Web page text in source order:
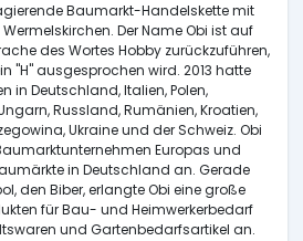
Baumarkt-Handelskette mit
Der Name Obi ist auf
des Wortes Hobby zurückzuführen,
"H" ausgesprochen wird. 2013 hatte
in Deutschland, Italien, Polen,
Russland, Rumänien, Kroatien,
Ukraine und der Schweiz. Obi
Europas und
in Deutschland an. Gerade
den Biber, erlangte Obi eine große
für Bau- und Heimwerkerbedarf
und Gartenbedarfsartikel an.